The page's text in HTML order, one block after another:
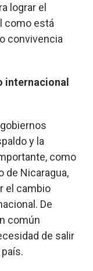
lograr el
como está
convivencia
internacional
y la
como
de Nicaragua,
el cambio
De
común
de salir